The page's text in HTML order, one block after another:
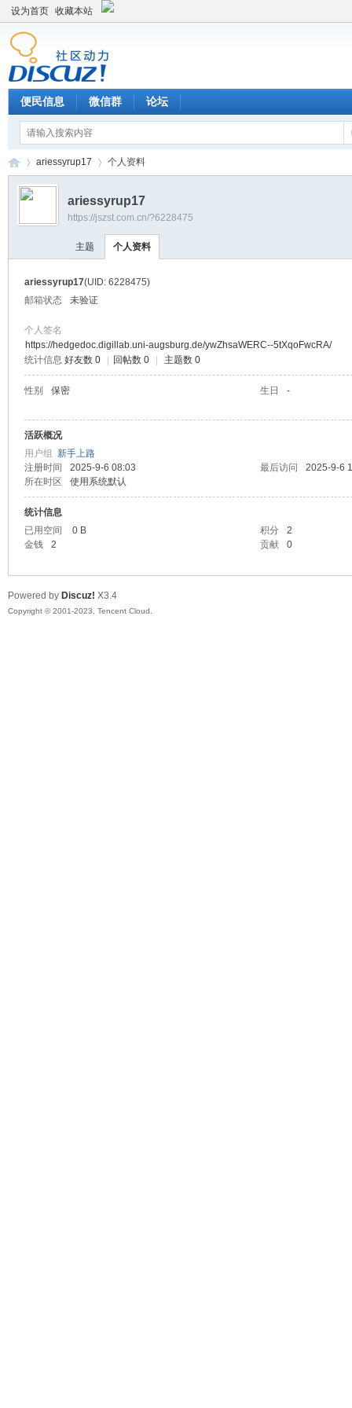
设为首页 收藏本站
便民信息 微信群 论坛
›
ariessyrup17 个人资料
ariessyrup17
https://jszst.com.cn/?6228475
主题 个人资料
ariessyrup17(UID: 6228475)
邮箱状态
未验证
个人签名
https://hedgedoc.digillab.uni-augsburg.de/ywZhsaWERC--5tXqoFwcRA/
统计信息 好友数 0 回帖数 0 主题数 0
性别 保密 生日 -
活跃概况
用户组 新手上路
注册时间
2025-9-6 08:03 最后访问
2025-9-6
所在时区
使用系统默认
统计信息
已用空间
0 B 积分
2
金钱
2 贡献 0
Powered by Discuz! X3.4
Copyright © 2001-2023, Tencent Cloud.